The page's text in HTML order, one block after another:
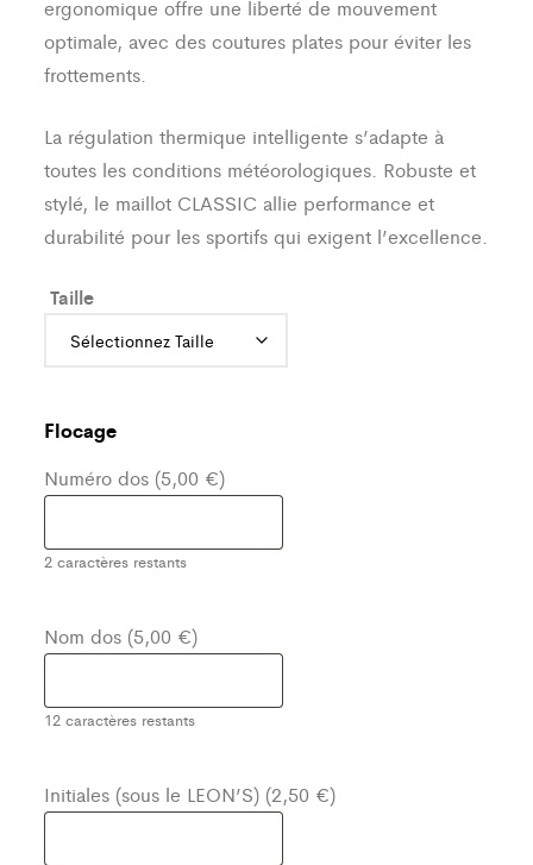
ergonomique offre une liberté de mouvement
optimale, avec des coutures plates pour éviter les
frottements.
La régulation thermique intelligente s’adapte à
toutes les conditions météorologiques. Robuste et
stylé, le maillot CLASSIC allie performance et
durabilité pour les sportifs qui exigent l’excellence.
Taille
Flocage
Numéro dos (5,00 €)
2 caractères restants
Nom dos (5,00 €)
12 caractères restants
Initiales (sous le LEON’S) (2,50 €)